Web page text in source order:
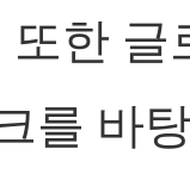
한 글
를 바